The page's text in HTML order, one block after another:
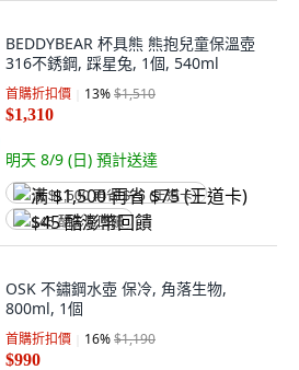
BEDDYBEAR 杯具熊 熊抱兒童保溫壺
316不銹鋼, 踩星兔, 1個, 540ml
首購折扣價 13%$1,510
$1,310
明天 8/9 (日) 預計送達
满 $1,500 再省 $75 (王道卡)
$45 酷澎幣回饋
OSK 不鏽鋼水壺 保冷, 角落生物,
800ml, 1個
首購折扣價 16%$1,190
$990